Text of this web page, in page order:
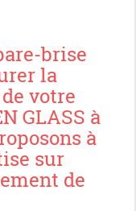
brise
la
votre
GLASS à
à
sur
de